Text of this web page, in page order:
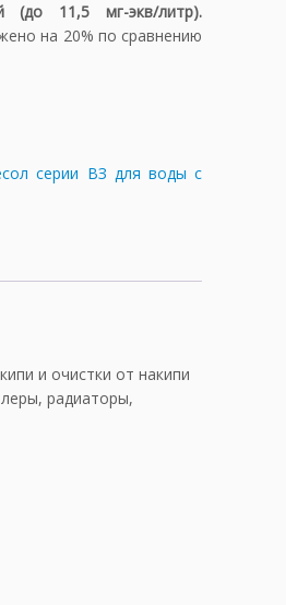
(до 11,5 мг-экв/литр).
на 20% по сравнению
серии ВЗ для воды с
и очистки от накипи
радиаторы,